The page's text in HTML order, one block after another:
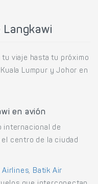
viaje hasta tu próximo
Lumpur y Johor en
en avión
internacional de
centro de la ciudad
Airlines, Batik Air